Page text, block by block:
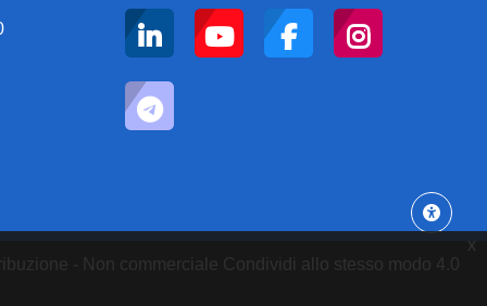
x
- Non commerciale Condividi allo stesso modo 4.0